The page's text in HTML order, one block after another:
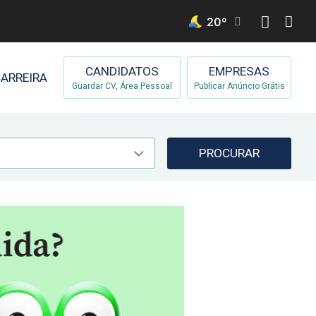
20º
CANDIDATOS
Guardar CV, Área Pessoal
EMPRESAS
Publicar Anúncio Grátis
PROCURAR